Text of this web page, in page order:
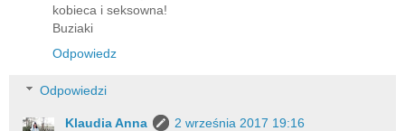
kobieca i seksowna!
Buziaki
Odpowiedz
Odpowiedzi
Klaudia Anna
2 września 2017 19:16